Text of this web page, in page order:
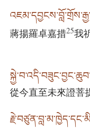
蔣揚羅卓嘉措25我
從今直至未來證菩